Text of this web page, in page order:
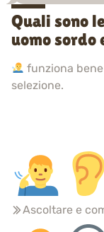
Quali sono
uomo sordo
funziona
selezione.
Ascoltare e